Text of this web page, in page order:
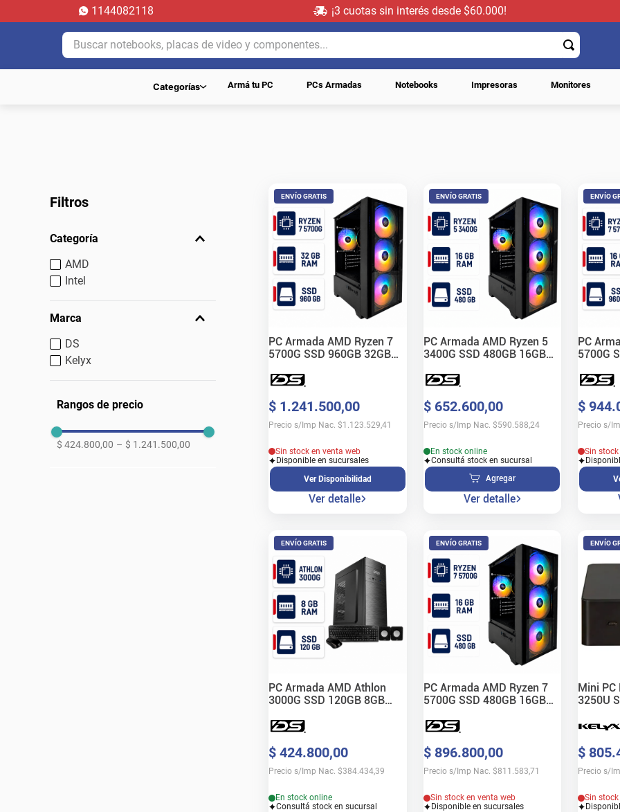
1144082118
¡3 cuotas sin interés desde $60.000!
Buscar notebooks, placas de video y componentes...
Categorías Armá tu PC PCs Armadas Notebooks Impresoras Monitores
Filtros
Categoría
AMD
Intel
Marca
DS
Kelyx
Rangos de precio
$ 424.800,00 – $ 1.241.500,00
ENVÍO GRATIS
PC Armada AMD Ryzen 7
5700G SSD 960GB 32GB
$ 1.241.500,00
Precio s/Imp Nac. $1.123.529,41
Sin stock en venta web
Disponible en sucursales
Ver Disponibilidad
Ver detalle
ENVÍO GRATIS
PC Armada AMD Ryzen 5
3400G SSD 480GB 16GB
$ 652.600,00
Precio s/Imp Nac. $590.588,24
En stock online
Consultá stock en sucursal
Agregar
Ver detalle
ENVÍO
PC
5700G
$ 944.
Precio s/
Sin
ENVÍO GRATIS
PC Armada AMD Athlon
3000G SSD 120GB 8GB
$ 424.800,00
Precio s/Imp Nac. $384.434,39
En stock online
Consultá stock en sucursal
ENVÍO GRATIS
PC Armada AMD Ryzen 7
5700G SSD 480GB 16GB
$ 896.800,00
Precio s/Imp Nac. $811.583,71
Sin stock en venta web
Disponible en sucursales
ENVÍO
Mini PC
3250U
$ 805.
Precio s/
Sin